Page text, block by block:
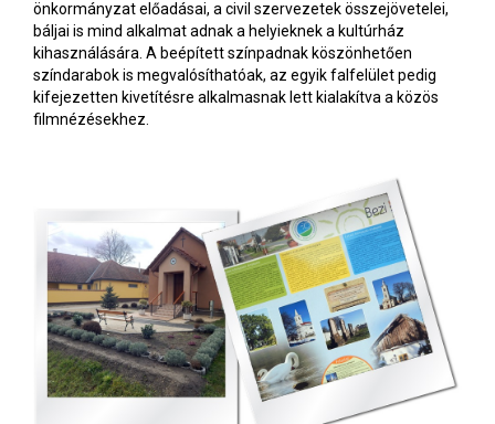
önkormányzat előadásai, a civil szervezetek összejövetelei,
báljai is mind alkalmat adnak a helyieknek a kultúrház
kihasználására. A beépített színpadnak köszönhetően
színdarabok is megvalósíthatóak, az egyik falfelület pedig
kifejezetten kivetítésre alkalmasnak lett kialakítva a közös
filmnézésekhez.